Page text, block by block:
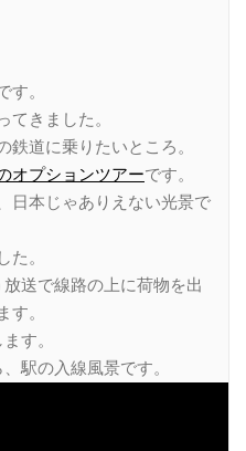
す。
きました。
道に乗りたいところ。
オプションツアーです。
日本じゃありえない光景で
。
送で線路の上に荷物を出
す。
す。
駅の入線風景です。